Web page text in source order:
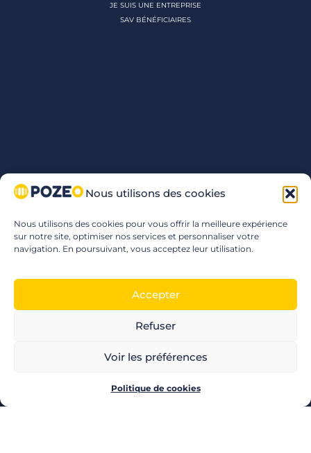
Nous utilisons des cookies
Nous utilisons des cookies pour vous offrir la meilleure expérience
sur notre site, optimiser nos services et personnaliser votre
navigation. En poursuivant, vous acceptez leur utilisation.
Accepter
Refuser
Voir les préférences
Politique de cookies
JE SUIS UNE ENTREPRISE
SAV BÉNÉFICIAIRES